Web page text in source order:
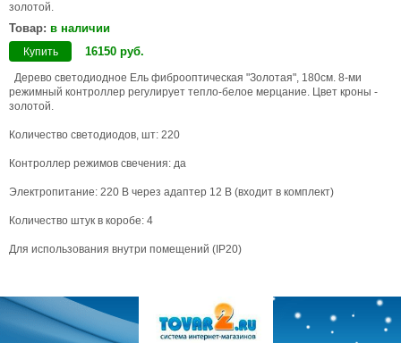
золотой.
Товар: в наличии
Купить 16150 руб.
Дерево светодиодное Ель фиброоптическая "Золотая", 180см. 8-ми
режимный контроллер регулирует тепло-белое мерцание. Цвет кроны -
золотой.
Количество светодиодов, шт: 220
Контроллер режимов свечения: да
Электропитание: 220 В через адаптер 12 В (входит в комплект)
Количество штук в коробе: 4
Для использования внутри помещений (IP20)